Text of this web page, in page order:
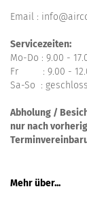
Email :
Servicezeiten:
Mo-Do : 9.00 -
Fr : 9.00 -
Sa-So :
Abholung /
nur nach
Mehr über...